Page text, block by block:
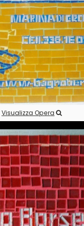
Visualizza Opera